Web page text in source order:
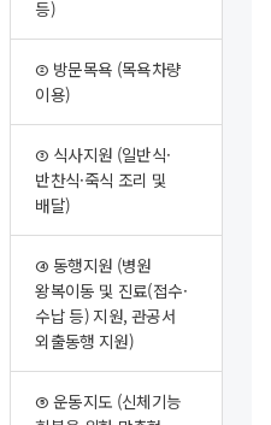
등)
➁ 방문목욕 (목욕차량
이용)
➂ 식사지원 (일반식·
반찬식·죽식 조리 및
배달)
➃ 동행지원 (병원
왕복이동 및 진료(접수·
수납 등) 지원, 관공서
외출동행 지원)
➄ 운동지도 (신체기능